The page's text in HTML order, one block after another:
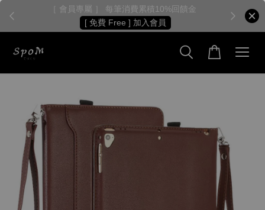
［ 會員專屬 ］ 每筆消費累積10%回饋金
[ 免費 Free ] 加入會員